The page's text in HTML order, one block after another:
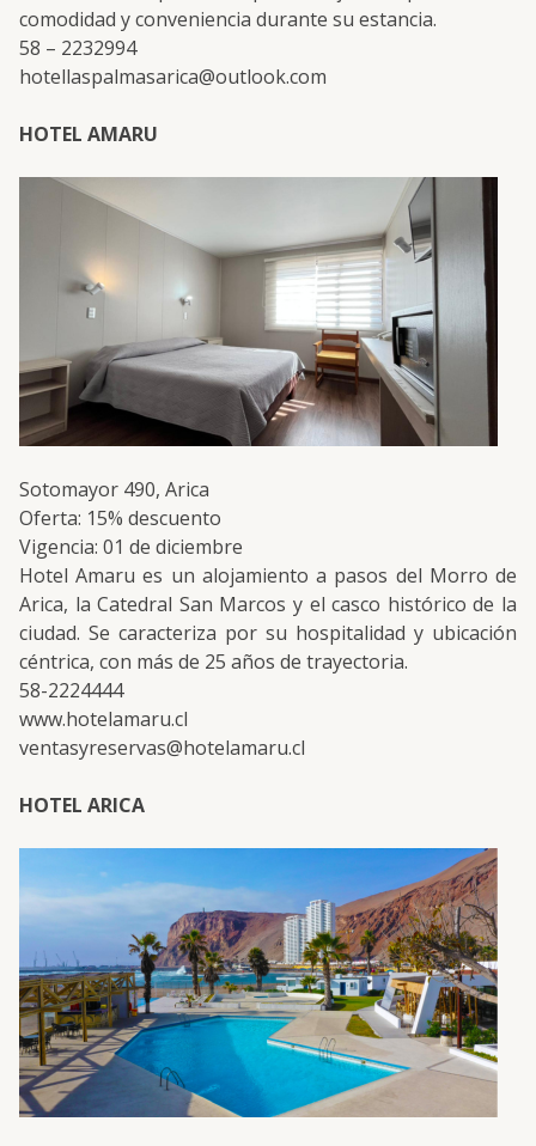
comodidad y conveniencia durante su estancia.
58 – 2232994
hotellaspalmasarica@outlook.com
HOTEL AMARU
Sotomayor 490, Arica
Oferta: 15% descuento
Vigencia: 01 de diciembre
Hotel Amaru es un alojamiento a pasos del Morro de
Arica, la Catedral San Marcos y el casco histórico de la
ciudad. Se caracteriza por su hospitalidad y ubicación
céntrica, con más de 25 años de trayectoria.
58-2224444
www.hotelamaru.cl
ventasyreservas@hotelamaru.cl
HOTEL ARICA